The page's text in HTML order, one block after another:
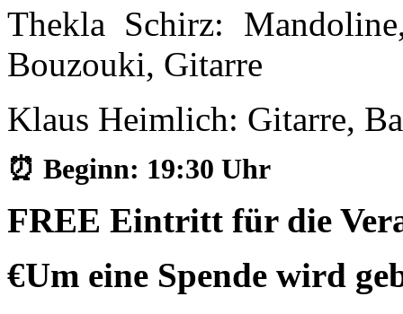
Thekla Schirz:
Bouzouki, Gitarre
Klaus Heimlich: Gitarre,
⏰ Beginn: 19:30 Uhr
FREE Eintritt für die
€Um eine Spende wird